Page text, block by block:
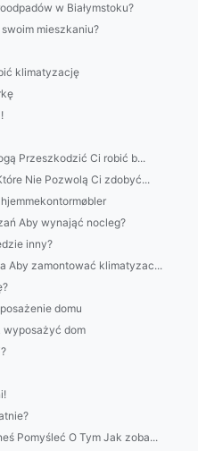
w Białymstoku?
mieszkaniu?
klimatyzację
Przeszkodzić Ci robić b...
Nie Pozwolą Ci zdobyć...
Aby wynająć nocleg?
inny?
Aby zamontować klimatyzac...
domu
wyposażyć dom
Pomyśleć O Tym Jak zoba...